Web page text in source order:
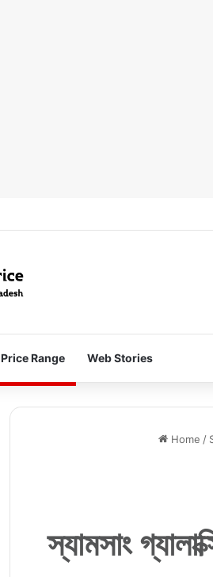
Price Range Web Stories
Home /
স্যামসাং